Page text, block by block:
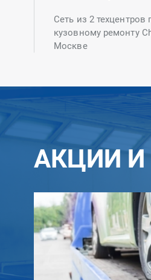
Сеть из 2 техцентров
кузовному ремонту
Москве
АКЦИИ